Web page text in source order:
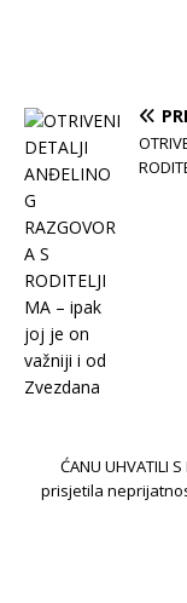
ĆANU UHVATILI
prisjetila